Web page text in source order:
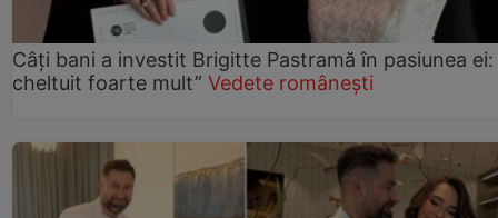
Câți bani a investit Brigitte Pastramă în pasiunea ei:
cheltuit foarte mult” Vedete românești